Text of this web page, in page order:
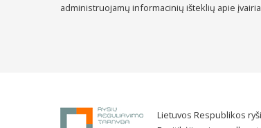
administruojamų informacinių išteklių apie
Lietuvos Respublikos